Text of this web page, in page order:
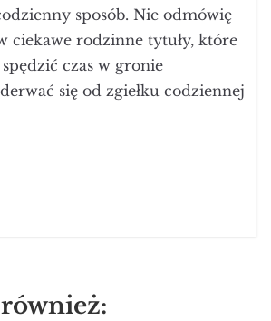
sposób. Nie odmówię
ciekawe rodzinne tytuły, które
czas w gronie
się od zgiełku codziennej